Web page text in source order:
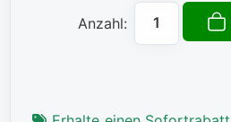
Anzahl: